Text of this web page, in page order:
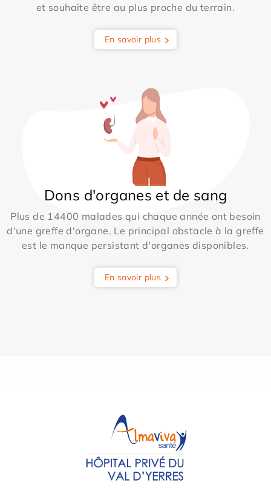
et souhaite être au plus proche du terrain.
En savoir plus
Dons d'organes et de sang
Plus de 14400 malades qui chaque année ont besoin
d'une greffe d'organe. Le principal obstacle à la greffe
est le manque persistant d'organes disponibles.
En savoir plus